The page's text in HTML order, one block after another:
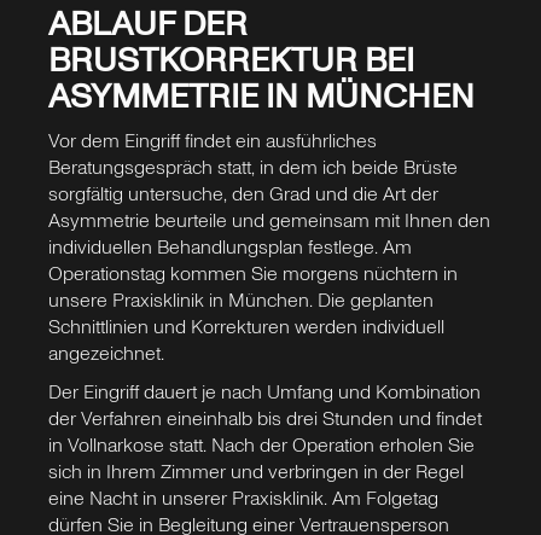
verschiedene Techniken kombiniert werden –
Gewebeumverteilung, Implantat, Eigenfett und
Warzenvorhofverkleinerung.
Gerade bei der tubulären Brust ist die Erfahrung
der behandelnden Chirurgin entscheidend für das
Ergebnis. In meiner Praxisklinik habe ich
zahlreiche Korrekturen dieser Art durchgeführt
und die Technik individuell auf jeden Befund
abgestimmt. In der Beratung erkläre ich Ihnen
ausführlich, welche Schritte notwendig sind und
welches Ergebnis realistisch ist. Bei ausgeprägten
Fehlbildungen kann eine Kostenübernahme
durch die Krankenkasse beantragt werden.
ABLAUF DER
BRUSTKORREKTUR BEI
ASYMMETRIE IN MÜNCHEN
Vor dem Eingriff findet ein ausführliches
Beratungsgespräch statt, in dem ich beide Brüste
sorgfältig untersuche, den Grad und die Art der
Asymmetrie beurteile und gemeinsam mit Ihnen den
individuellen Behandlungsplan festlege. Am
Operationstag kommen Sie morgens nüchtern in
unsere Praxisklinik in München. Die geplanten
Schnittlinien und Korrekturen werden individuell
angezeichnet.
Der Eingriff dauert je nach Umfang und Kombination
der Verfahren eineinhalb bis drei Stunden und findet
in Vollnarkose statt. Nach der Operation erholen Sie
sich in Ihrem Zimmer und verbringen in der Regel
eine Nacht in unserer Praxisklinik. Am Folgetag
dürfen Sie in Begleitung einer Vertrauensperson